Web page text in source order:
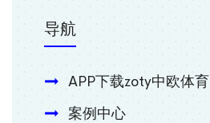
导航
APP下载zoty中欧体育
案例中心